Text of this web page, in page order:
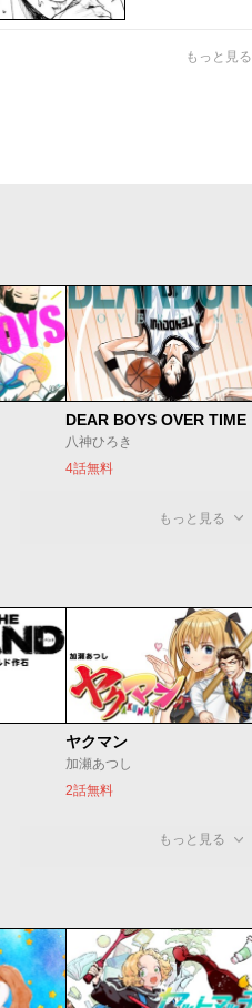
もっと見る
DEAR BOYS OVER TIME
八神ひろき
4話無料
もっと見る
ヤクマン
加瀬あつし
2話無料
もっと見る